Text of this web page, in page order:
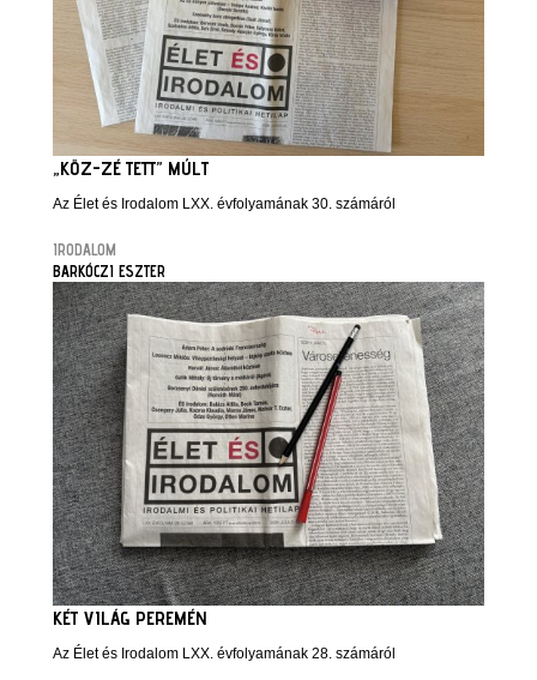
„KÖZ-ZÉ TETT” MÚLT
Az Élet és Irodalom LXX. évfolyamának 30. számáról
IRODALOM
BARKÓCZI ESZTER
KÉT VILÁG PEREMÉN
Az Élet és Irodalom LXX. évfolyamának 28. számáról